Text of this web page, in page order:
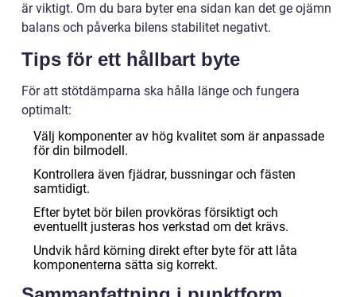
är viktigt. Om du bara byter ena sidan kan det ge ojämn
balans och påverka bilens stabilitet negativt.
Tips för ett hållbart byte
För att stötdämparna ska hålla länge och fungera
optimalt:
Välj komponenter av hög kvalitet som är anpassade
för din bilmodell.
Kontrollera även fjädrar, bussningar och fästen
samtidigt.
Efter bytet bör bilen provköras försiktigt och
eventuellt justeras hos verkstad om det krävs.
Undvik hård körning direkt efter byte för att låta
komponenterna sätta sig korrekt.